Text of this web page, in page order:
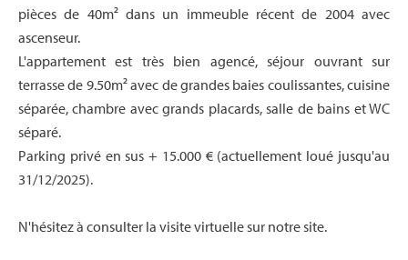
pièces de 40m² dans un immeuble récent de 2004 avec
ascenseur.
L'appartement est très bien agencé, séjour ouvrant sur
terrasse de 9.50m² avec de grandes baies coulissantes, cuisine
séparée, chambre avec grands placards, salle de bains et WC
séparé.
Parking privé en sus + 15.000 € (actuellement loué jusqu'au
31/12/2025).
N'hésitez à consulter la visite virtuelle sur notre site.